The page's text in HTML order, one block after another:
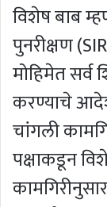
विशेष बाब
पुनरीक्षण
मोहिमेत सर्व
करण्याचे
चांगली
पक्षाकडून